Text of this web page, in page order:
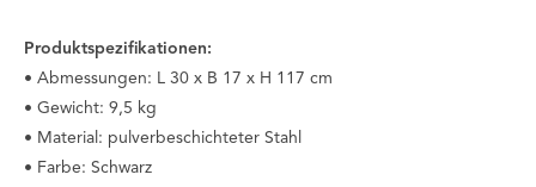
Produktspezifikationen:
• Abmessungen: L 30 x B 17 x H 117 cm
• Gewicht: 9,5 kg
• Material: pulverbeschichteter Stahl
• Farbe: Schwarz